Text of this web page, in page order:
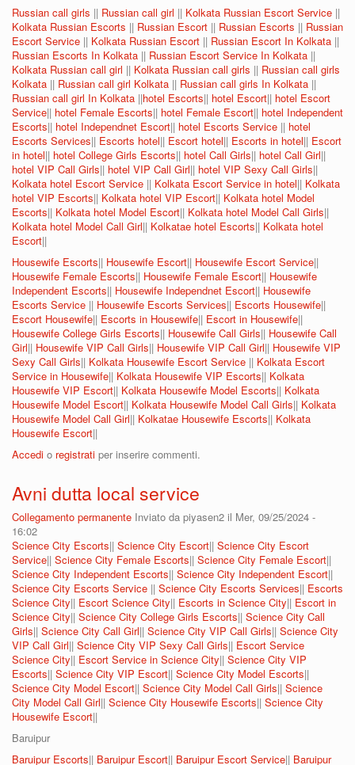
Russian call girls || Russian call girl || Kolkata Russian Escort Service ||
Kolkata Russian Escorts || Russian Escort || Russian Escorts || Russian
Escort Service || Kolkata Russian Escort || Russian Escort In Kolkata ||
Russian Escorts In Kolkata || Russian Escort Service In Kolkata ||
Kolkata Russian call girl || Kolkata Russian call girls || Russian call girls
Kolkata || Russian call girl Kolkata || Russian call girls In Kolkata ||
Russian call girl In Kolkata ||hotel Escorts|| hotel Escort|| hotel Escort
Service|| hotel Female Escorts|| hotel Female Escort|| hotel Independent
Escorts|| hotel Independnet Escort|| hotel Escorts Service || hotel
Escorts Services|| Escorts hotel|| Escort hotel|| Escorts in hotel|| Escort
in hotel|| hotel College Girls Escorts|| hotel Call Girls|| hotel Call Girl||
hotel VIP Call Girls|| hotel VIP Call Girl|| hotel VIP Sexy Call Girls||
Kolkata hotel Escort Service || Kolkata Escort Service in hotel|| Kolkata
hotel VIP Escorts|| Kolkata hotel VIP Escort|| Kolkata hotel Model
Escorts|| Kolkata hotel Model Escort|| Kolkata hotel Model Call Girls||
Kolkata hotel Model Call Girl|| Kolkatae hotel Escorts|| Kolkata hotel
Escort||
Housewife Escorts|| Housewife Escort|| Housewife Escort Service||
Housewife Female Escorts|| Housewife Female Escort|| Housewife
Independent Escorts|| Housewife Independnet Escort|| Housewife
Escorts Service || Housewife Escorts Services|| Escorts Housewife||
Escort Housewife|| Escorts in Housewife|| Escort in Housewife||
Housewife College Girls Escorts|| Housewife Call Girls|| Housewife Call
Girl|| Housewife VIP Call Girls|| Housewife VIP Call Girl|| Housewife VIP
Sexy Call Girls|| Kolkata Housewife Escort Service || Kolkata Escort
Service in Housewife|| Kolkata Housewife VIP Escorts|| Kolkata
Housewife VIP Escort|| Kolkata Housewife Model Escorts|| Kolkata
Housewife Model Escort|| Kolkata Housewife Model Call Girls|| Kolkata
Housewife Model Call Girl|| Kolkatae Housewife Escorts|| Kolkata
Housewife Escort||
Accedi o registrati per inserire commenti.
Avni dutta local service
Collegamento permanente Inviato da piyasen2 il Mer, 09/25/2024 -
16:02
Science City Escorts|| Science City Escort|| Science City Escort
Service|| Science City Female Escorts|| Science City Female Escort||
Science City Independent Escorts|| Science City Independent Escort||
Science City Escorts Service || Science City Escorts Services|| Escorts
Science City|| Escort Science City|| Escorts in Science City|| Escort in
Science City|| Science City College Girls Escorts|| Science City Call
Girls|| Science City Call Girl|| Science City VIP Call Girls|| Science City
VIP Call Girl|| Science City VIP Sexy Call Girls|| Escort Service
Science City|| Escort Service in Science City|| Science City VIP
Escorts|| Science City VIP Escort|| Science City Model Escorts||
Science City Model Escort|| Science City Model Call Girls|| Science
City Model Call Girl|| Science City Housewife Escorts|| Science City
Housewife Escort||
Baruipur
Baruipur Escorts|| Baruipur Escort|| Baruipur Escort Service|| Baruipur